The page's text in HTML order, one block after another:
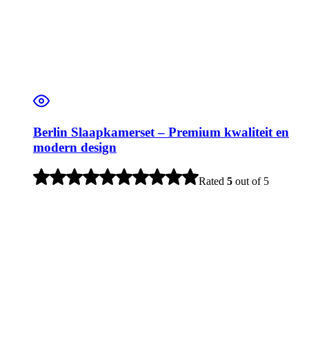
Berlin Slaapkamerset – Premium kwaliteit en
modern design
Rated 5 out of 5